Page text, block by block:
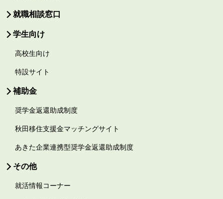
就職相談窓口
学生向け
高校生向け
特設サイト
補助金
奨学金返還助成制度
秋田移住支援金マッチングサイト
あきた企業連携型奨学金返還助成制度
その他
就活情報コーナー